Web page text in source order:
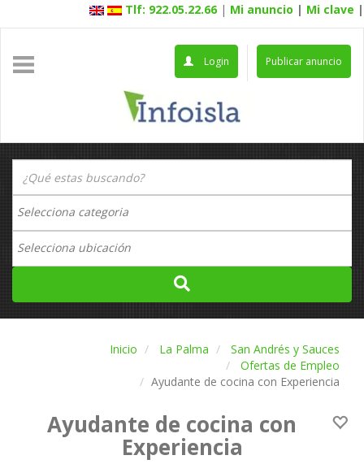
Tlf: 922.05.22.66 | Mi anuncio | Mi clave |
Publicar anuncio
Login
Inicio La Palma
San Andrés y Sauces
Ofertas de Empleo
Ayudante de cocina con Experiencia
Ayudante de cocina con
Experiencia